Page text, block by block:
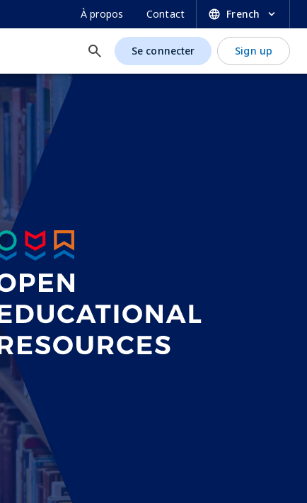
SECONDARY
NAVIGATION
À propos Contact French
USER
ACCOUNT
Se connecter Sign up